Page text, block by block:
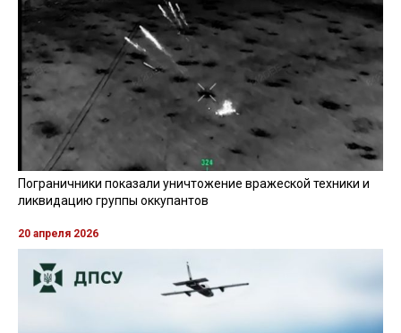
Пограничники показали уничтожение вражеской техники и
ликвидацию группы оккупантов
20 апреля 2026